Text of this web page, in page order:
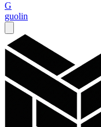
G
guolin